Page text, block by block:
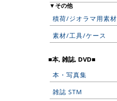
▼その他
積荷/ジオラマ用素材
素材/工具/ケース
■本, 雑誌, DVD■
本・写真集
雑誌 STM